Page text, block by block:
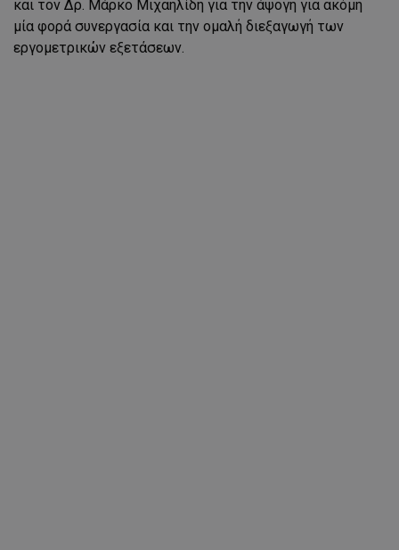
και τον Δρ. Μάρκο Μιχαηλίδη για την άψογη για ακόμη
μία φορά συνεργασία και την ομαλή διεξαγωγή των
εργομετρικών εξετάσεων.